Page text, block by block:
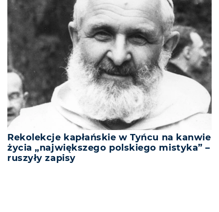
Rekolekcje kapłańskie w Tyńcu na kanwie
życia „największego polskiego mistyka” –
ruszyły zapisy